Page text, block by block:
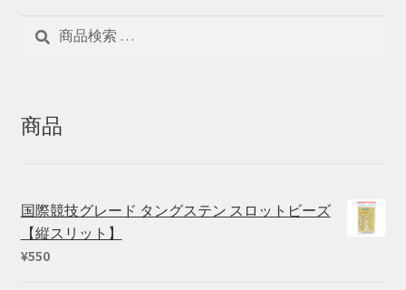
商品
国際競技グレード タングステン スロットビーズ
【縦スリット】
¥550